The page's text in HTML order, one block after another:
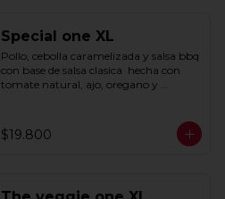
Special one XL
Pollo, cebolla caramelizada y salsa bbq
con base de salsa clasica  hecha con
tomate natural, ajo, oregano y
$19.800